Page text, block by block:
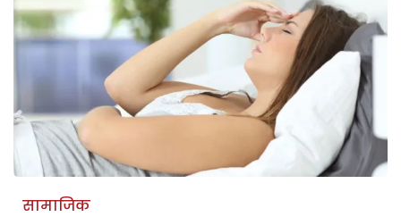
सामाजिक